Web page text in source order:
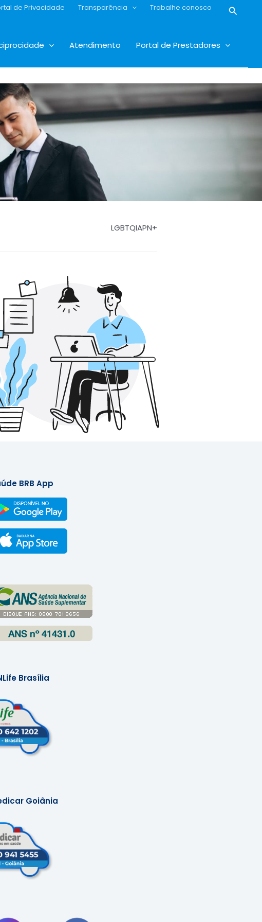
de Privacidade Transparência Trabalhe conosco
Atendimento Portal de Prestadores
LGBTQIAPN+
BRB App
Brasília
Goiânia